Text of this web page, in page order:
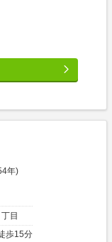
年)
目
歩15分